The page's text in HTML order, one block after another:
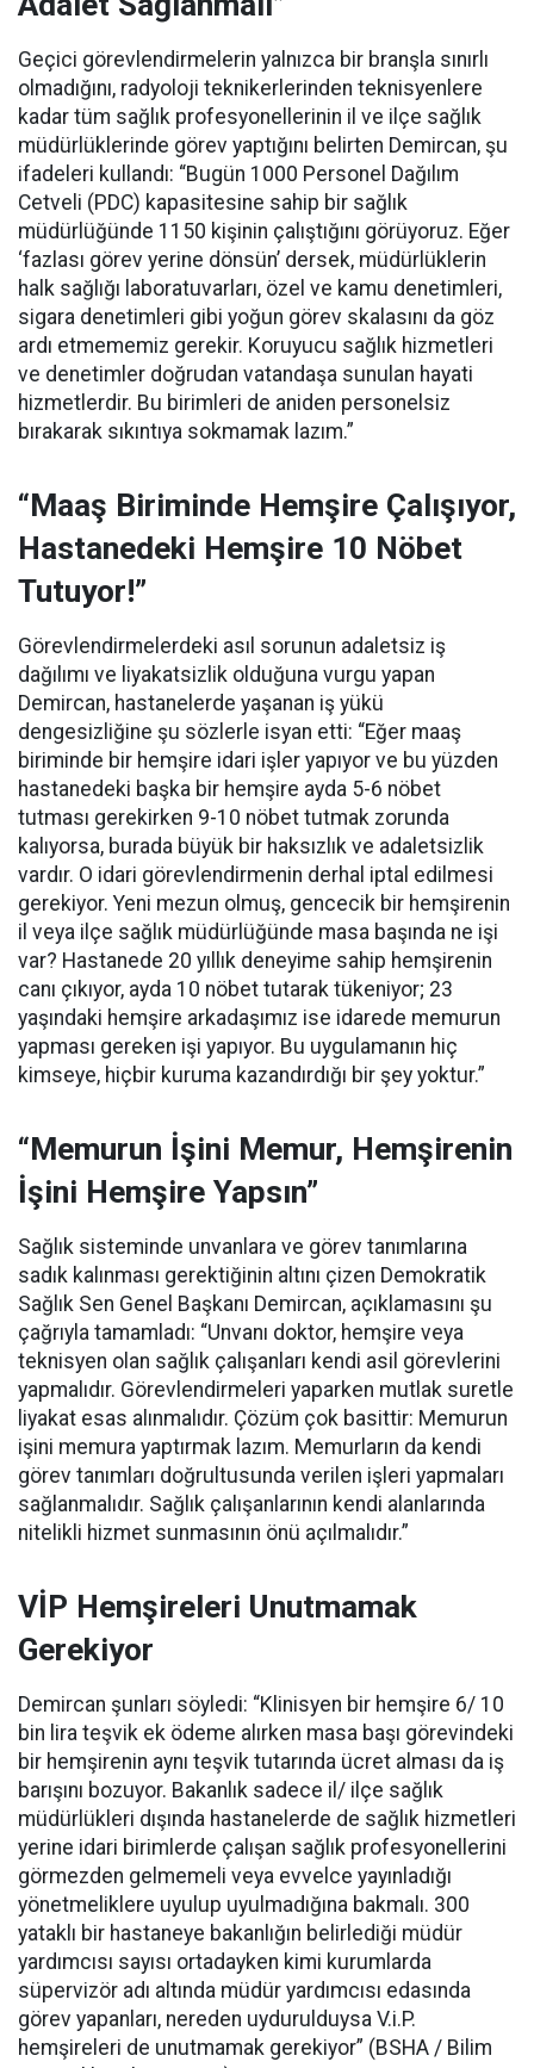
Geçici görevlendirmelerin yalnızca bir branşla sınırlı
olmadığını, radyoloji teknikerlerinden teknisyenlere
kadar tüm sağlık profesyonellerinin il ve ilçe sağlık
müdürlüklerinde görev yaptığını belirten Demircan, şu
ifadeleri kullandı: “Bugün 1000 Personel Dağılım
Cetveli (PDC) kapasitesine sahip bir sağlık
müdürlüğünde 1150 kişinin çalıştığını görüyoruz. Eğer
‘fazlası görev yerine dönsün’ dersek, müdürlüklerin
halk sağlığı laboratuvarları, özel ve kamu denetimleri,
sigara denetimleri gibi yoğun görev skalasını da göz
ardı etmememiz gerekir. Koruyucu sağlık hizmetleri
ve denetimler doğrudan vatandaşa sunulan hayati
hizmetlerdir. Bu birimleri de aniden personelsiz
bırakarak sıkıntıya sokmamak lazım.”
“Maaş Biriminde Hemşire Çalışıyor,
Hastanedeki Hemşire 10 Nöbet
Tutuyor!”
Görevlendirmelerdeki asıl sorunun adaletsiz iş
dağılımı ve liyakatsizlik olduğuna vurgu yapan
Demircan, hastanelerde yaşanan iş yükü
dengesizliğine şu sözlerle isyan etti: “Eğer maaş
biriminde bir hemşire idari işler yapıyor ve bu yüzden
hastanedeki başka bir hemşire ayda 5-6 nöbet
tutması gerekirken 9-10 nöbet tutmak zorunda
kalıyorsa, burada büyük bir haksızlık ve adaletsizlik
vardır. O idari görevlendirmenin derhal iptal edilmesi
gerekiyor. Yeni mezun olmuş, gencecik bir hemşirenin
il veya ilçe sağlık müdürlüğünde masa başında ne işi
var? Hastanede 20 yıllık deneyime sahip hemşirenin
canı çıkıyor, ayda 10 nöbet tutarak tükeniyor; 23
yaşındaki hemşire arkadaşımız ise idarede memurun
yapması gereken işi yapıyor. Bu uygulamanın hiç
kimseye, hiçbir kuruma kazandırdığı bir şey yoktur.”
“Memurun İşini Memur, Hemşirenin
İşini Hemşire Yapsın”
Sağlık sisteminde unvanlara ve görev tanımlarına
sadık kalınması gerektiğinin altını çizen Demokratik
Sağlık Sen Genel Başkanı Demircan, açıklamasını şu
çağrıyla tamamladı: “Unvanı doktor, hemşire veya
teknisyen olan sağlık çalışanları kendi asil görevlerini
yapmalıdır. Görevlendirmeleri yaparken mutlak suretle
liyakat esas alınmalıdır. Çözüm çok basittir: Memurun
işini memura yaptırmak lazım. Memurların da kendi
görev tanımları doğrultusunda verilen işleri yapmaları
sağlanmalıdır. Sağlık çalışanlarının kendi alanlarında
nitelikli hizmet sunmasının önü açılmalıdır.”
VİP Hemşireleri Unutmamak
Gerekiyor
Demircan şunları söyledi: “Klinisyen bir hemşire 6/ 10
bin lira teşvik ek ödeme alırken masa başı görevindeki
bir hemşirenin aynı teşvik tutarında ücret alması da iş
barışını bozuyor. Bakanlık sadece il/ ilçe sağlık
müdürlükleri dışında hastanelerde de sağlık hizmetleri
yerine idari birimlerde çalışan sağlık profesyonellerini
görmezden gelmemeli veya evvelce yayınladığı
yönetmeliklere uyulup uyulmadığına bakmalı. 300
yataklı bir hastaneye bakanlığın belirlediği müdür
yardımcısı sayısı ortadayken kimi kurumlarda
süpervizör adı altında müdür yardımcısı edasında
görev yapanları, nereden uydurulduysa V.i.P.
hemşireleri de unutmamak gerekiyor” (BSHA / Bilim